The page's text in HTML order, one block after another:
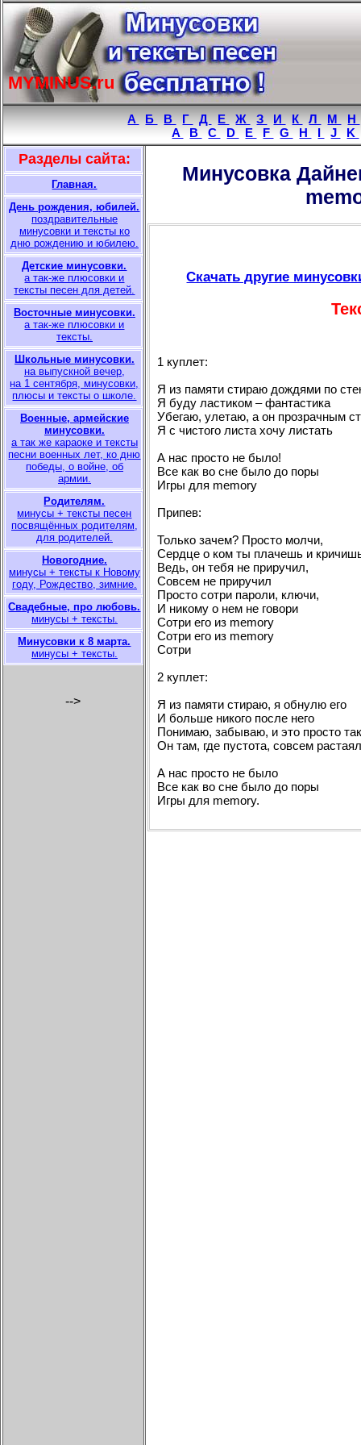
MYMINUS.ru
A Б В Г Д Е Ж З И К Л М Н
A
B C D E F G H I J K
Разделы сайта:
Главная.
День рождения, юбилей.
поздравительные
минусовки и тексты ко
дню рождению и юбилею.
Детские минусовки.
а так-же плюсовки и
тексты песен для детей.
Восточные минусовки.
а так-же плюсовки и
тексты.
Школьные минусовки.
на выпускной вечер,
на 1 сентября, минусовки,
плюсы и тексты о школе.
Военные, армейские
минусовки.
а так же караоке и тексты
песни военных лет, ко дню
победы, о войне, об
армии.
Родителям.
минусы + тексты песен
посвящённых родителям,
для родителей.
Новогодние.
минусы + тексты к Новому
году, Рождество, зимние.
Свадебные, про любовь.
минусы + тексты.
Минусовки к 8 марта.
минусы + тексты.
-->
Минусовка
Скачать другие
1 куплет:
Я из памяти стираю дождями по
Я буду ластиком – фантастика
Убегаю, улетаю, а он прозрачным
Я с чистого листа хочу листать
А нас просто не было!
Все как во сне было до поры
Игры для memory
Припев:
Только зачем? Просто молчи,
Сердце о ком ты плачешь и
Ведь, он тебя не приручил,
Совсем не приручил
Просто сотри пароли, ключи,
И никому о нем не говори
Сотри его из memory
Сотри его из memory
Сотри
2 куплет:
Я из памяти стираю, я обнулю его
И больше никого после него
Понимаю, забываю, и это просто
Он там, где пустота, совсем растаял
А нас просто не было
Все как во сне было до поры
Игры для memory.